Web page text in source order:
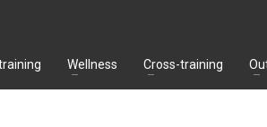
Wellness Cross-training